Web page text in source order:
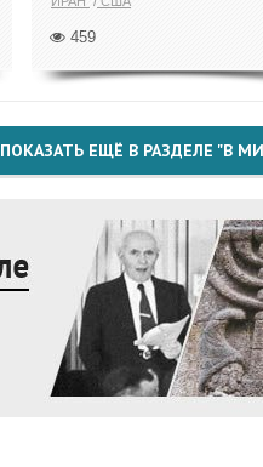
459
ПОКАЗАТЬ ЕЩЁ В РАЗДЕЛЕ "В